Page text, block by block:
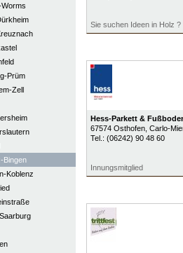
Prüm
Zell
Bingen
Koblenz
Sie suchen Ideen in Holz ?
Hess-Parkett &
67574 Osthofen, Carlo-
Tel.: (06242) 90 48 60
Innungsmitglied